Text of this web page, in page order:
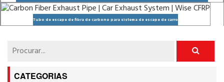
Tubo de escape de fibra de carbono para sistema de escape de carro
CATEGORIAS